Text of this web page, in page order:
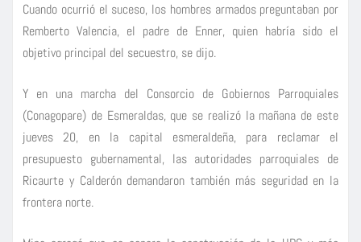
Cuando ocurrió el suceso, los hombres armados preguntaban por
Remberto Valencia, el padre de Enner, quien habría sido el
objetivo principal del secuestro, se dijo.
Y en una marcha del Consorcio de Gobiernos Parroquiales
(Conagopare) de Esmeraldas, que se realizó la mañana de este
jueves 20, en la capital esmeraldeña, para reclamar el
presupuesto gubernamental, las autoridades parroquiales de
Ricaurte y Calderón demandaron también más seguridad en la
frontera norte.